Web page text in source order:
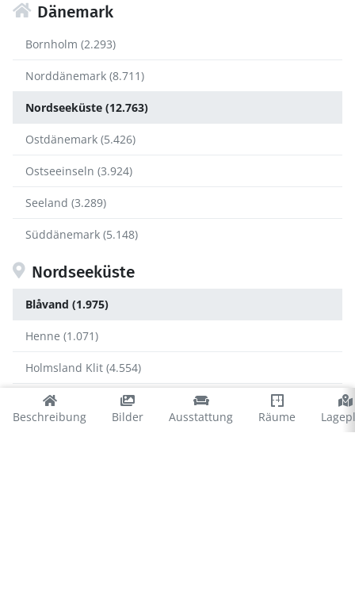
Beschreibung Bilder Ausstattung Räume
Dänemark
Bornholm (2.293)
Norddänemark (8.711)
Nordseeküste (12.763)
Ostdänemark (5.426)
Ostseeinseln (3.924)
Seeland (3.289)
Süddänemark (5.148)
Nordseeküste
Blåvand (1.975)
Henne (1.071)
Holmsland Klit (4.554)
Houstrup (773)